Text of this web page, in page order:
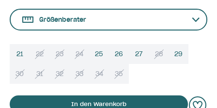
Größenberater
21 22 23 24 25 26 27 28 29
30 31 32 33 34 35
In den Warenkorb